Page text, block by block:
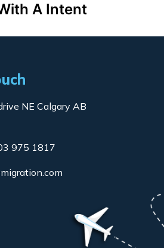
A Intent
NE Calgary AB
975 1817